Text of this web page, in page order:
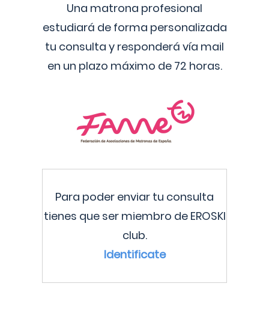
Una matrona profesional
estudiará de forma personalizada
tu consulta y responderá vía mail
en un plazo máximo de 72 horas.
Para poder enviar tu consulta
tienes que ser miembro de EROSKI
club.
Identificate